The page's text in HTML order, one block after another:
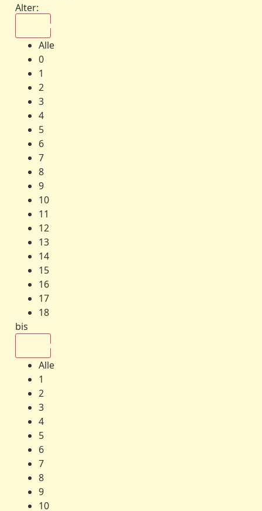
Alter:
Alle
0
1
2
3
4
5
6
7
8
9
10
11
12
13
14
15
16
17
18
bis
Alle
1
2
3
4
5
6
7
8
9
10